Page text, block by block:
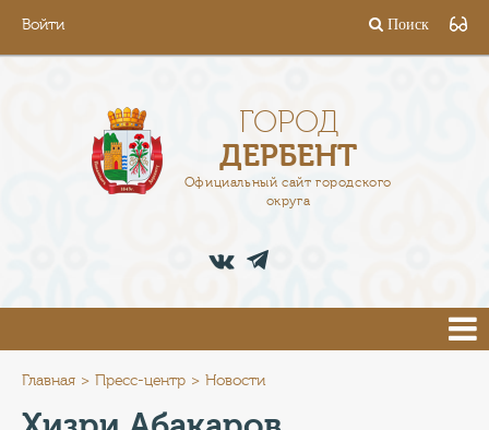
Войти Поиск
ГОРОД
ДЕРБЕНТ
Официальный сайт городского
округа
АДМИНИСТРАЦИЯ
ПРЕСС-ЦЕНТР
Главная Пресс-центр Новости